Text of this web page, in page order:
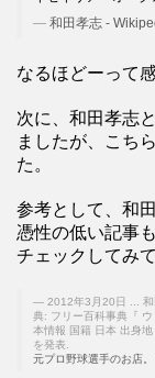
和田孝志 -
なるほどーって
次に、和田孝志
ましたが、こち
た。
参考として、和
憑性の低い記事
チェックしてみ
2012年3月20日 ...
典: フリー百科事典『
本情報 国籍 日本 出身
を発表.
元プロ野球選手のお店